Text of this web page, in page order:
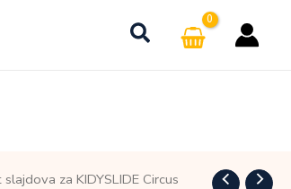
za KIDYSLIDE Circus